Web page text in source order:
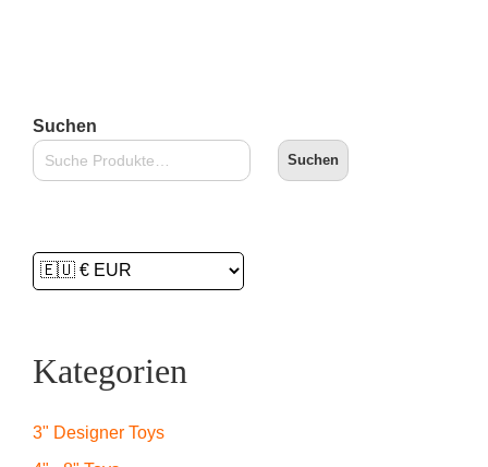
Suchen
Suchen
Kategorien
3" Designer Toys